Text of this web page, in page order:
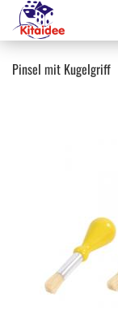
Pinsel mit Kugelgriff